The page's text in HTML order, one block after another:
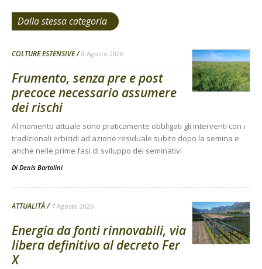
Dalla stessa categoria
COLTURE ESTENSIVE 8 Agosto 2026
Frumento, senza pre e post
precoce necessario assumere
dei rischi
Al momento attuale sono praticamente obbligati gli interventi con i
tradizionali erbicidi ad azione residuale subito dopo la semina e
anche nelle prime fasi di sviluppo dei seminativi
Di Denis Bartolini
ATTUALITÀ 7 Agosto 2026
Energia da fonti rinnovabili, via
libera definitivo al decreto Fer
X